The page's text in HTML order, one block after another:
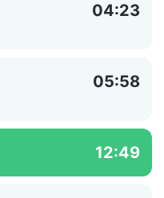
04:23
05:58
12:49